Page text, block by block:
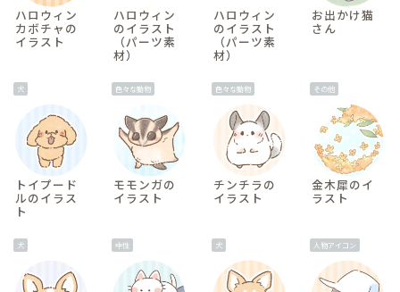
ハロウィン
カボチャの
イラスト
ハロウィン
のイラスト
（パーツ素
材）
ハロウィン
のイラスト
（パーツ素
材）
お出かけ猫
さん
犬
トイプード
ルのイラス
ト
色々な動物
モモンガの
イラスト
色々な動物
チンチラの
イラスト
その他
金木犀のイ
ラスト
犬 中性 犬 人物アイコン